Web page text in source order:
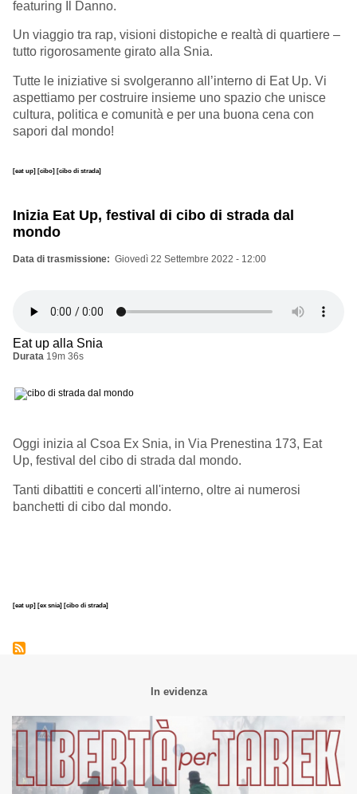
featuring Il Danno.
Un viaggio tra rap, visioni distopiche e realtà di quartiere –
tutto rigorosamente girato alla Snia.
Tutte le iniziative si svolgeranno all’interno di Eat Up. Vi
aspettiamo per costruire insieme uno spazio che unisce
cultura, politica e comunità e per una buona cena con
sapori dal mondo!
[eat up] [cibo] [cibo di strada]
Inizia Eat Up, festival di cibo di strada dal
mondo
Data di trasmissione Giovedì 22 Settembre 2022 - 12:00
Eat up alla Snia
Durata 19m 36s
Oggi inizia al Csoa Ex Snia, in Via Prenestina 173, Eat
Up, festival del cibo di strada dal mondo.
Tanti dibattiti e concerti all'interno, oltre ai numerosi
banchetti di cibo dal mondo.
[eat up] [ex snia] [cibo di strada]
In evidenza